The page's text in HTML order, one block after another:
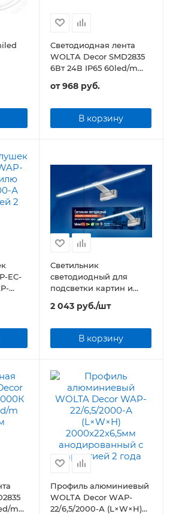
Светодиодная лента
WOLTA Decor SMD2835
6Вт 24В IP65 60led/m
от968 руб.
В корзину
EC-
Светильник
светодиодный для
подсветки картин и
зеркал ULT-F32-9W/NW
IP20 SILVER
2 043руб./шт
В корзину
m
Профиль алюминиевый
WOLTA Decor WAP-
22/6,5/2000-А (L×W×H)